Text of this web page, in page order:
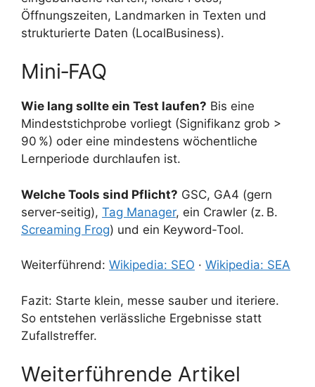
Öffnungszeiten, Landmarken in Texten und
strukturierte Daten (LocalBusiness).
Mini‑FAQ
Wie lang sollte ein Test laufen? Bis eine
Mindeststichprobe vorliegt (Signifikanz grob >
90 %) oder eine mindestens wöchentliche
Lernperiode durchlaufen ist.
Welche Tools sind Pflicht? GSC, GA4 (gern
server‑seitig), Tag Manager, ein Crawler (z. B.
Screaming Frog) und ein Keyword‑Tool.
Weiterführend: Wikipedia: SEO · Wikipedia: SEA
Fazit: Starte klein, messe sauber und iteriere.
So entstehen verlässliche Ergebnisse statt
Zufallstreffer.
Weiterführende Artikel